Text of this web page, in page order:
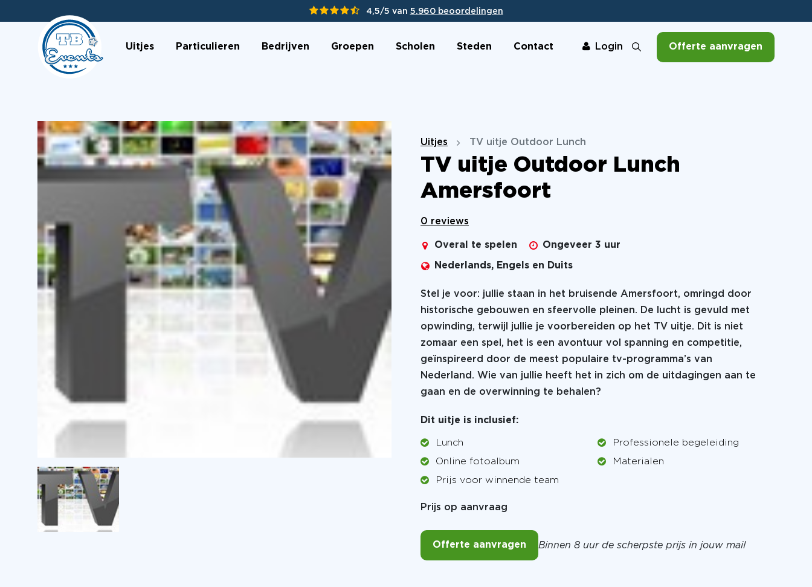
4,5/5 van 5.960 beoordelingen
Uitjes Particulieren Bedrijven Groepen Scholen Steden Contact Login Offerte aanvragen
Uitjes TV uitje Outdoor Lunch
TV uitje Outdoor Lunch
Amersfoort
0 reviews
Overal te spelen Ongeveer 3 uur
Nederlands, Engels en Duits
Stel je voor: jullie staan in het bruisende Amersfoort, omringd door
historische gebouwen en sfeervolle pleinen. De lucht is gevuld met
opwinding, terwijl jullie je voorbereiden op het TV uitje. Dit is niet
zomaar een spel, het is een avontuur vol spanning en competitie,
geïnspireerd door de meest populaire tv-programma’s van
Nederland. Wie van jullie heeft het in zich om de uitdagingen aan te
gaan en de overwinning te behalen?
Dit uitje is inclusief:
Lunch Professionele begeleiding
Online fotoalbum Materialen
Prijs voor winnende team
Prijs op aanvraag
Offerte aanvragen Binnen 8 uur de scherpste prijs in jouw mail